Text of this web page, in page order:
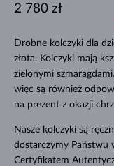
Drobne kolczyki dla
złota. Kolczyki mają
zielonymi
więc są również
na prezent z okazji
Nasze kolczyki są
dostarczymy Państwu
Certyfikatem
2 780 zł